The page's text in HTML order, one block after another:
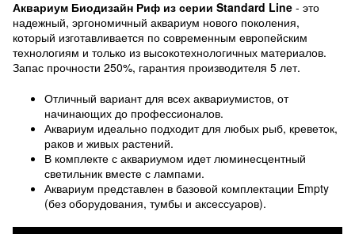
Аквариум Биодизайн Риф из серии Standard Line - это
надежный, эргономичный аквариум нового поколения,
который изготавливается по современным европейским
технологиям и только из высокотехнологичных материалов.
Запас прочности 250%, гарантия производителя 5 лет.
Отличный вариант для всех аквариумистов, от
начинающих до профессионалов.
Аквариум идеально подходит для любых рыб, креветок,
раков и живых растений.
В комплекте с аквариумом идет люминесцентный
светильник вместе с лампами.
Аквариум представлен в базовой комплектации Empty
(без оборудования, тумбы и аксессуаров).